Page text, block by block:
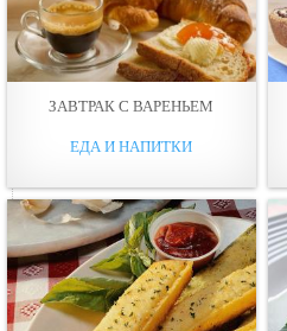
ЗАВТРАК С ВАРЕНЬЕМ
ЕДА И НАПИТКИ